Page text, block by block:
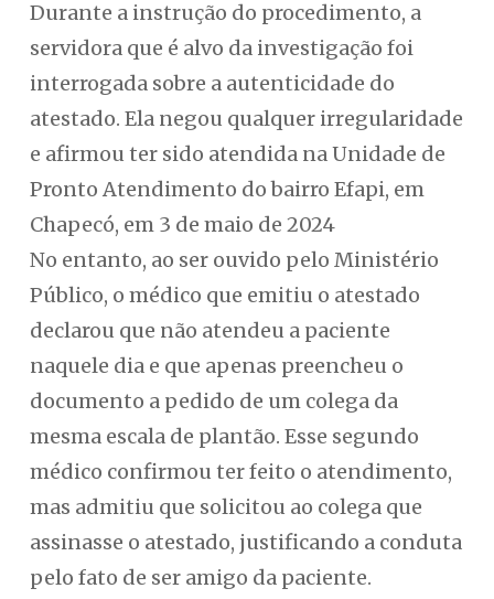
Durante a instrução do procedimento, a
servidora que é alvo da investigação foi
interrogada sobre a autenticidade do
atestado. Ela negou qualquer irregularidade
e afirmou ter sido atendida na Unidade de
Pronto Atendimento do bairro Efapi, em
Chapecó, em 3 de maio de 2024
No entanto, ao ser ouvido pelo Ministério
Público, o médico que emitiu o atestado
declarou que não atendeu a paciente
naquele dia e que apenas preencheu o
documento a pedido de um colega da
mesma escala de plantão. Esse segundo
médico confirmou ter feito o atendimento,
mas admitiu que solicitou ao colega que
assinasse o atestado, justificando a conduta
pelo fato de ser amigo da paciente.